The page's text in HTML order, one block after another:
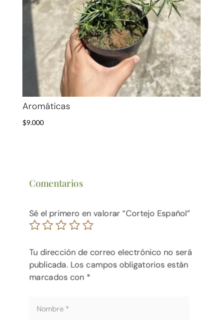
Aromáticas
$9.000
Comentarios
Sé el primero en valorar “Cortejo Español”
Tu dirección de correo electrónico no será
publicada. Los campos obligatorios están
marcados con *